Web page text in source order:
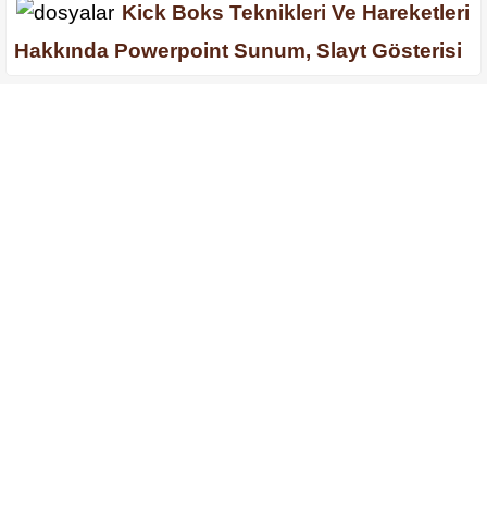
Kick Boks Teknikleri Ve Hareketleri
Hakkında Powerpoint Sunum, Slayt Gösterisi